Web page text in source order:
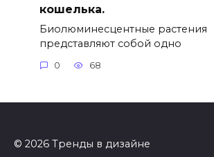
кошелька.
Биолюминесцентные растения
представляют собой одно
0 68
© 2026 Тренды в дизайне